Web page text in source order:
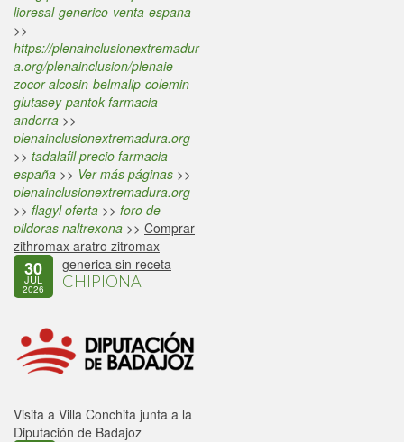
lioresal-generico-venta-espana
>>
https://plenainclusionextremadur
a.org/plenainclusion/plenaie-
zocor-alcosin-belmalip-colemin-
glutasey-pantok-farmacia-
andorra >>
plenainclusionextremadura.org
>> tadalafil precio farmacia
españa >> Ver más páginas >>
plenainclusionextremadura.org
>> flagyl oferta >> foro de
pildoras naltrexona >> Comprar
zithromax aratro zitromax
generica sin receta
30
JUL
2026 CHIPIONA
Visita a Villa Conchita junta a la
Diputación de Badajoz